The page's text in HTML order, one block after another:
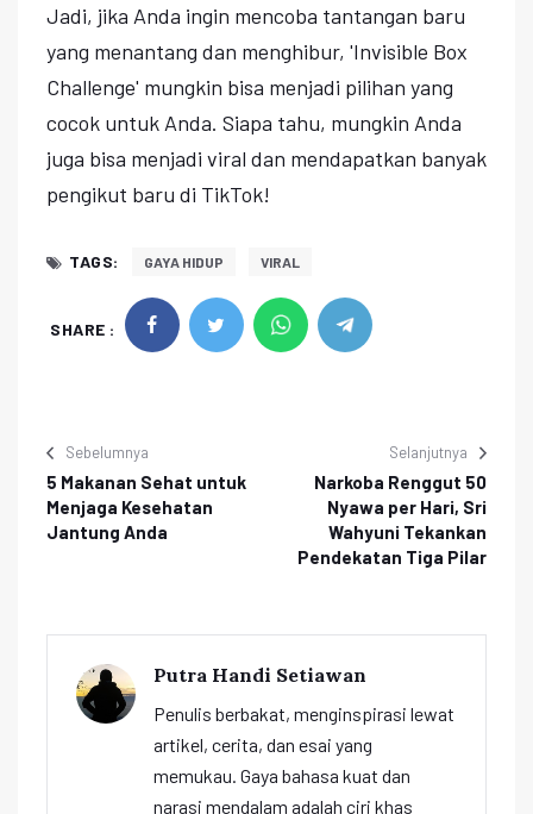
Jadi, jika Anda ingin mencoba tantangan baru
yang menantang dan menghibur, 'Invisible Box
Challenge' mungkin bisa menjadi pilihan yang
cocok untuk Anda. Siapa tahu, mungkin Anda
juga bisa menjadi viral dan mendapatkan banyak
pengikut baru di TikTok!
TAGS: GAYA HIDUP VIRAL
SHARE :
Sebelumnya
5 Makanan Sehat untuk
Menjaga Kesehatan
Jantung Anda
Selanjutnya
Narkoba Renggut 50
Nyawa per Hari, Sri
Wahyuni Tekankan
Pendekatan Tiga Pilar
Putra Handi Setiawan
Penulis berbakat, menginspirasi lewat
artikel, cerita, dan esai yang
memukau. Gaya bahasa kuat dan
narasi mendalam adalah ciri khas